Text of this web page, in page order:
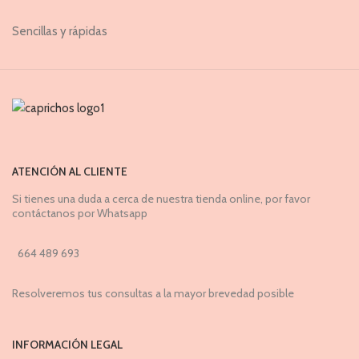
Sencillas y rápidas
ATENCIÓN AL CLIENTE
Si tienes una duda a cerca de nuestra tienda online, por favor
contáctanos por Whatsapp
664 489 693
Resolveremos tus consultas a la mayor brevedad posible
INFORMACIÓN LEGAL